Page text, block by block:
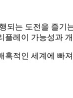
되는 도전을 즐기
레이 가능성과
혹적인 세계에 빠